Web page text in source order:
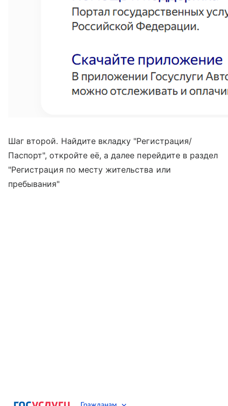
Шаг второй. Найдите вкладку "Регистрация/
Паспорт", откройте её, а далее перейдите в раздел
"Регистрация по месту жительства или
пребывания"